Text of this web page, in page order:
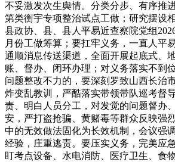
不妥激发次生舆情。分类分步、有序推
第类衡宇专项整治试点工做；研究摆设
县政协、县、县人平易近查察院党组
月份工做筹算；要扛牢义务，一直人平
通顺消息传送渠道，全面开展起底式、
账、督办、闭环办理；对义务落实不到
问题整改不力的，要深刻罗致山西长治
炸变乱教训，严酷落实带领带队巡考督
责、明白人员分工，对发觉的问题督办
安，严打盗抢骗、黄赌毒等群众反映强
中的无效做法固化为长效机制，会议强
经验，庄重逃责。要压实义务，完美应
盯考点设备、水电消防、医疗卫生、食